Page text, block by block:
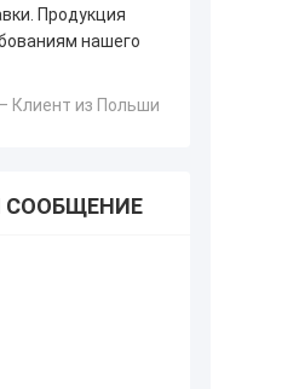
Продукция
нашего
Клиент из Польши
СООБЩЕНИЕ